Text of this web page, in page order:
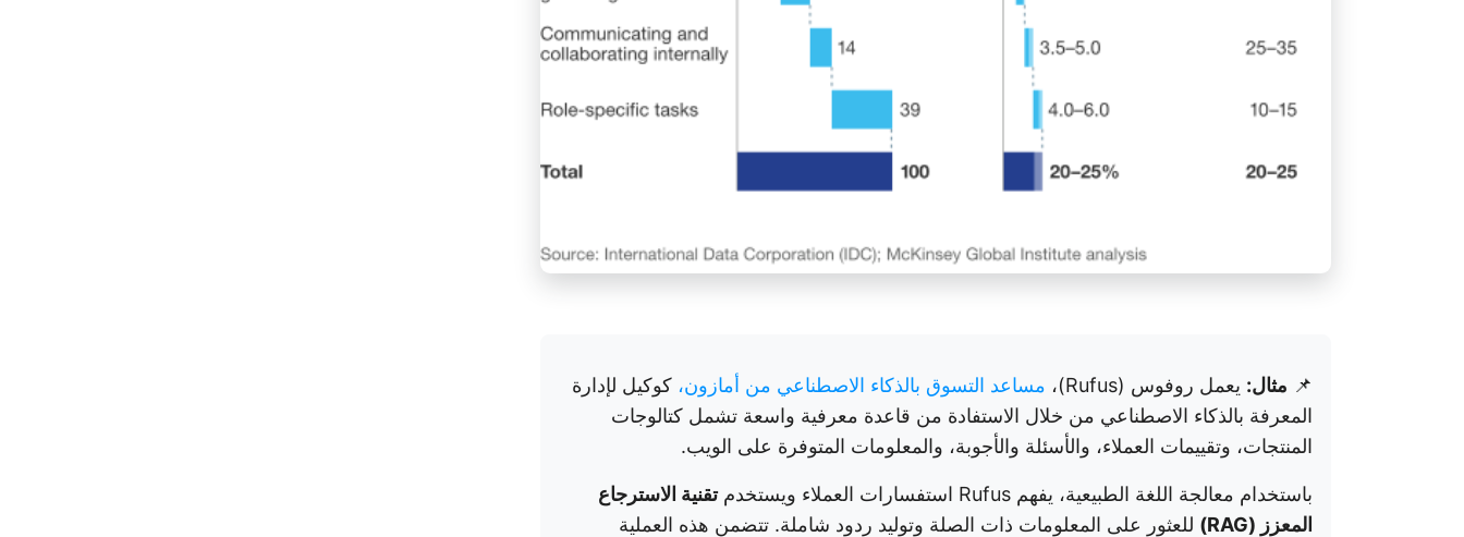
📌 مثال: يعمل روفوس (Rufus)، مساعد التسوق بالذكاء الاصطناعي من أمازون، كوكيل لإدارة
المعرفة بالذكاء الاصطناعي من خلال الاستفادة من قاعدة معرفية واسعة تشمل كتالوجات
المنتجات، وتقييمات العملاء، والأسئلة والأجوبة، والمعلومات المتوفرة على الويب.
باستخدام معالجة اللغة الطبيعية، يفهم Rufus استفسارات العملاء ويستخدم
تقنية الاسترجاع
المعزز (RAG)
للعثور على المعلومات ذات الصلة وتوليد ردود شاملة. تتضمن هذه العملية